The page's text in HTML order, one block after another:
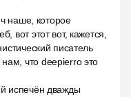
наше, которое
вот этот вот, кажется,
писатель
что deepierro это
испечён дважды